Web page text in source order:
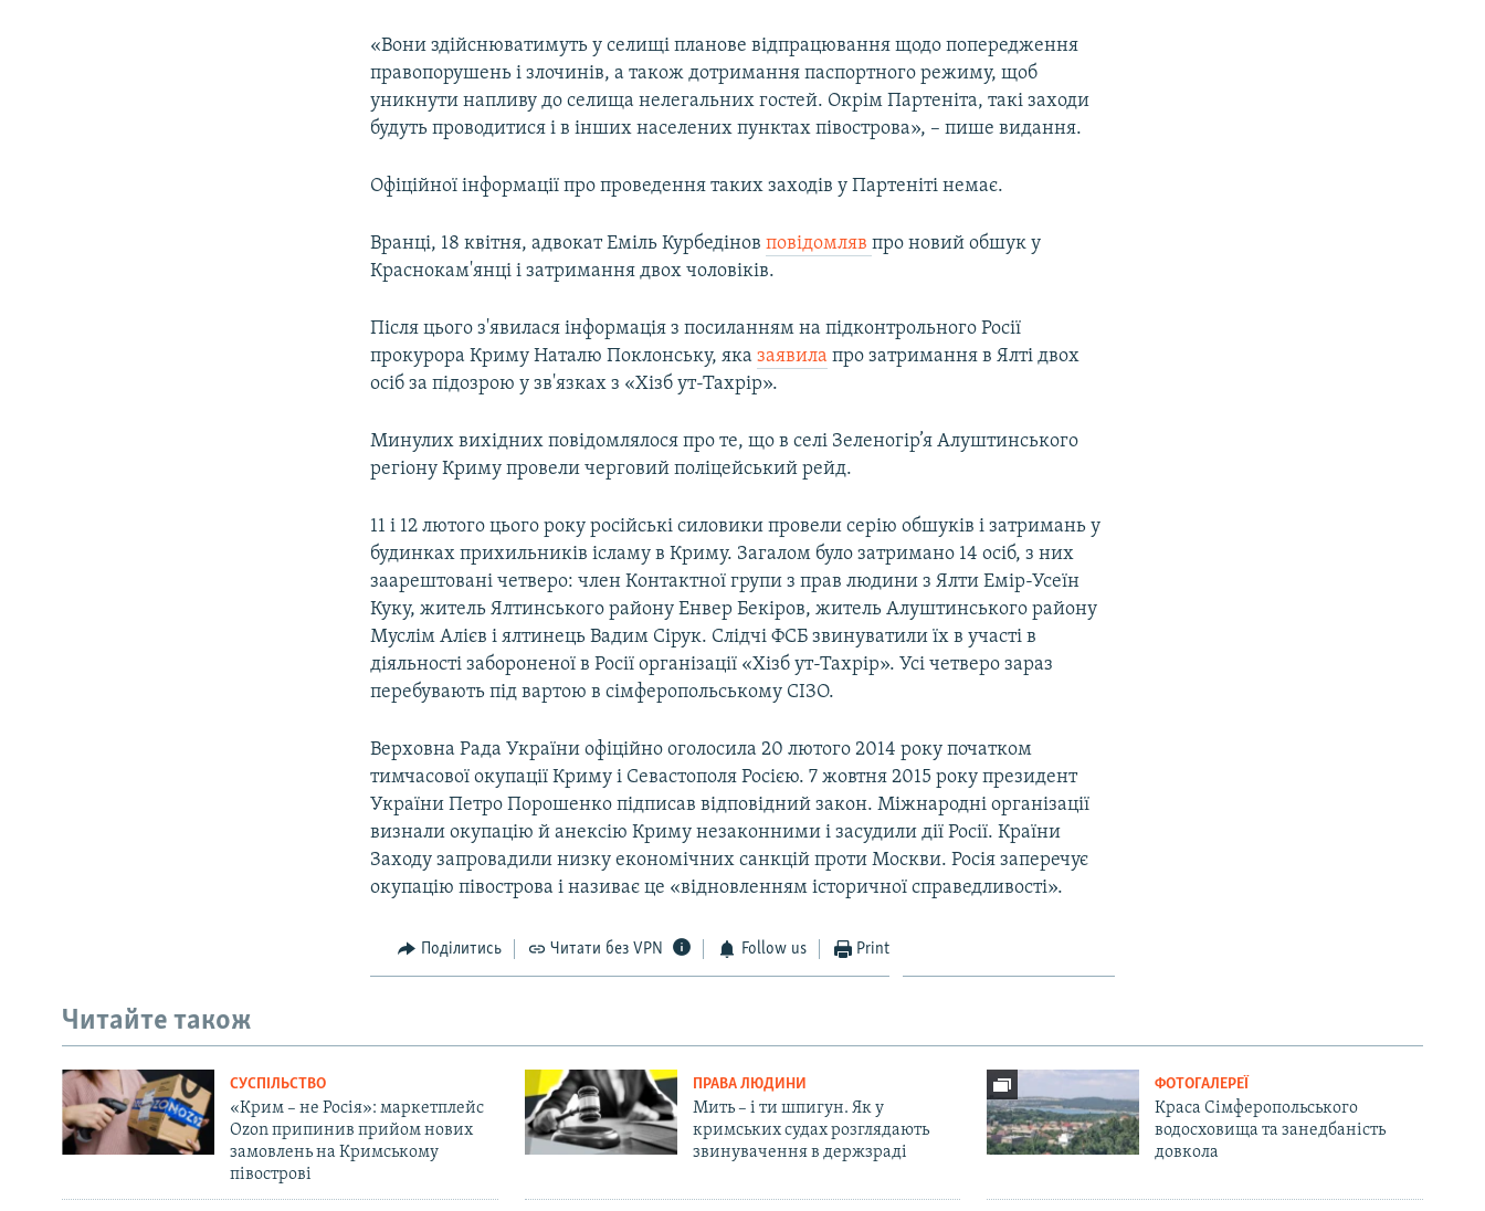
«Вони здійснюватимуть у селищі планове відпрацювання щодо попередження
правопорушень і злочинів, а також дотримання паспортного режиму, щоб
уникнути напливу до селища нелегальних гостей. Окрім Партеніта, такі заходи
будуть проводитися і в інших населених пунктах півострова», – пише видання.
Офіційної інформації про проведення таких заходів у Партеніті немає.
Вранці, 18 квітня, адвокат Еміль Курбедіновповідомлявпро новий обшук у
Краснокам'янці і затримання двох чоловіків.
Після цього з'явилася інформація з посиланням на підконтрольного Росії
прокурора Криму Наталю Поклонську, яказаявила про затримання в Ялті двох
осіб за підозрою у зв'язках з «Хізб ут-Тахрір».
Минулих вихідних повідомлялося про те, що в селі Зеленогір’я Алуштинського
регіону Криму провели черговий поліцейський рейд.
11 і 12 лютого цього року російські силовики провели серію обшуків і затримань у
будинках прихильників ісламу в Криму. Загалом було затримано 14 осіб, з них
заарештовані четверо: член Контактної групи з прав людини з Ялти Емір-Усеїн
Куку, житель Ялтинського району Енвер Бекіров, житель Алуштинського району
Муслім Алієв і ялтинець Вадим Сірук. Слідчі ФСБ звинуватили їх в участі в
діяльності забороненої в Росії організації «Хізб ут-Тахрір». Усі четверо зараз
перебувають під вартою в сімферопольському СІЗО.
Верховна Рада України офіційно оголосила 20 лютого 2014 року початком
тимчасової окупації Криму і Севастополя Росією. 7 жовтня 2015 року президент
України Петро Порошенко підписав відповідний закон. Міжнародні організації
визнали окупацію й анексію Криму незаконними і засудили дії Росії. Країни
Заходу запровадили низку економічних санкцій проти Москви. Росія заперечує
окупацію півострова і називає це «відновленням історичної справедливості».
Поділитись Читати без VPN Follow us Print
Читайте також
СУСПІЛЬСТВО
«Крим – не Росія»: маркетплейс
Ozon припинив прийом нових
замовлень на Кримському
півострові
ПРАВА ЛЮДИНИ
Мить – і ти шпигун. Як у
кримських судах розглядають
звинувачення в держзраді
ФОТОГАЛЕРЕЇ
Краса Сімферопольського
водосховища та занедбаність
довкола